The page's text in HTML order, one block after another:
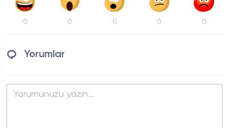
0 0 0 0 0
Yorumlar